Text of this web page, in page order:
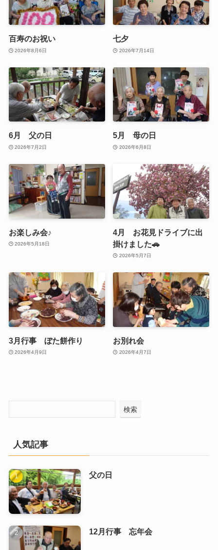
百寿のお祝い
2026年8月6日
七夕
2026年7月14日
6月 父の日
2026年7月2日
5月 母の日
2026年6月8日
お楽しみ会♪
2026年5月18日
4月 お花見ドライブに出
掛けました🚗
2026年5月7日
3月行事 ぼた餅作り
2026年4月9日
お別れ会
2026年4月7日
検索
人気記事
父の日
12月行事 忘年会